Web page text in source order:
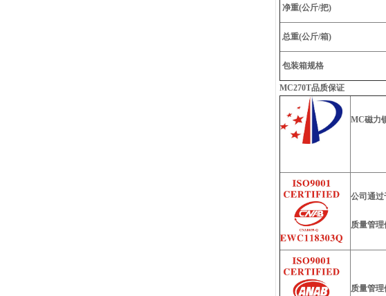
净重(公斤/把)
总重(公斤/箱)
包装箱规格
MC270T品质保证
MC磁力
公司通过
质量管
质量管